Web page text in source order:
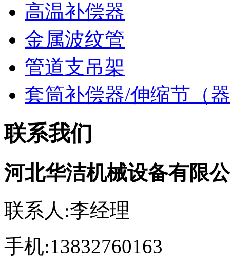
高温补偿器
金属波纹管
管道支吊架
套筒补偿器/伸缩节（
联系我们
河北华洁机械设备有限
联系人:李经理
手机:13832760163